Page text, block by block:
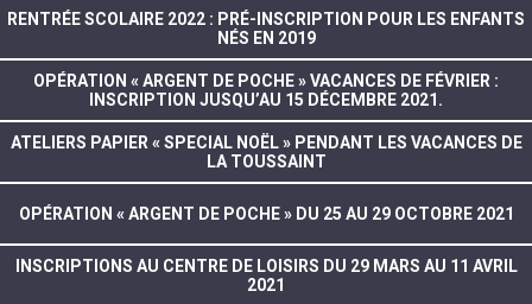
RENTRÉE SCOLAIRE 2022 : PRÉ-INSCRIPTION POUR LES ENFANTS
NÉS EN 2019
OPÉRATION « ARGENT DE POCHE » VACANCES DE FÉVRIER :
INSCRIPTION JUSQU’AU 15 DÉCEMBRE 2021.
ATELIERS PAPIER « SPECIAL NOËL » PENDANT LES VACANCES DE
LA TOUSSAINT
OPÉRATION « ARGENT DE POCHE » DU 25 AU 29 OCTOBRE 2021
INSCRIPTIONS AU CENTRE DE LOISIRS DU 29 MARS AU 11 AVRIL
2021